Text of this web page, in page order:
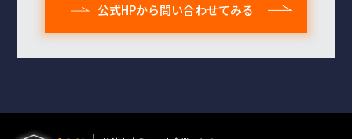
公式HPから問い合わせてみる